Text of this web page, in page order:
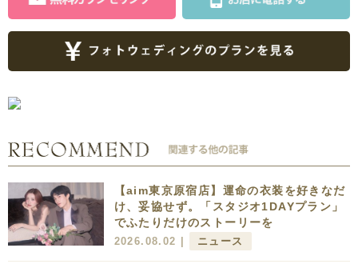
【aim東京原宿店】運命の衣装を好きなだ
け、妥協せず。「スタジオ1DAYプラン」
でふたりだけのストーリーを
2026.08.02 | ニュース